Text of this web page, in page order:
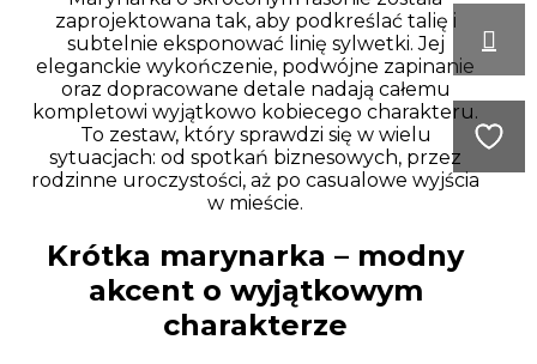
zaprojektowana tak, aby podkreślać talię i
subtelnie eksponować linię sylwetki. Jej
eleganckie wykończenie, podwójne zapinanie
oraz dopracowane detale nadają całemu
kompletowi wyjątkowo kobiecego charakteru.
To zestaw, który sprawdzi się w wielu
sytuacjach: od spotkań biznesowych, przez
rodzinne uroczystości, aż po casualowe wyjścia
w mieście.
Krótka marynarka – modny
akcent o wyjątkowym
charakterze